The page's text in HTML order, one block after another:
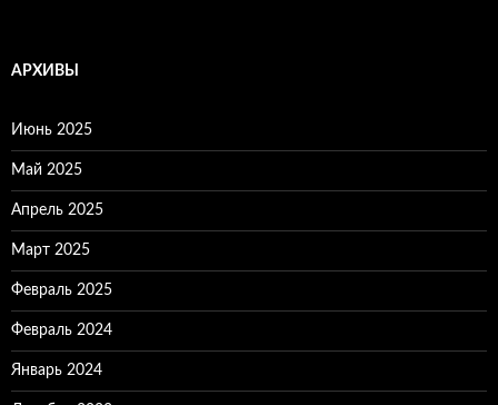
АРХИВЫ
Июнь 2025
Май 2025
Апрель 2025
Март 2025
Февраль 2025
Февраль 2024
Январь 2024